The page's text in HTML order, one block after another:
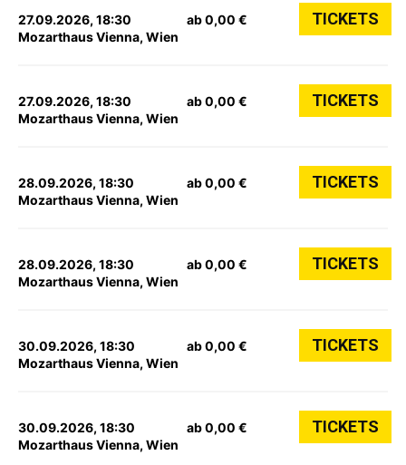
27.09.2026, 18:30
Mozarthaus Vienna, Wien
ab 0,00 € TICKETS
27.09.2026, 18:30
Mozarthaus Vienna, Wien
ab 0,00 € TICKETS
28.09.2026, 18:30
Mozarthaus Vienna, Wien
ab 0,00 € TICKETS
28.09.2026, 18:30
Mozarthaus Vienna, Wien
ab 0,00 € TICKETS
30.09.2026, 18:30
Mozarthaus Vienna, Wien
ab 0,00 € TICKETS
30.09.2026, 18:30
Mozarthaus Vienna, Wien
ab 0,00 € TICKETS